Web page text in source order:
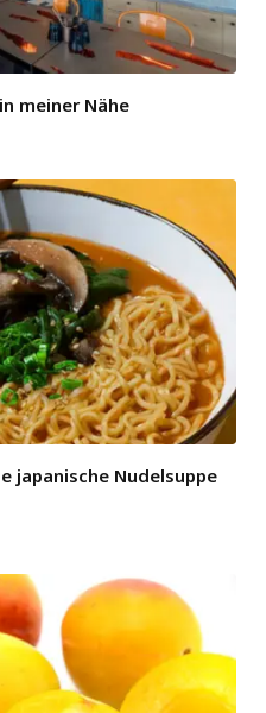
meiner Nähe
japanische Nudelsuppe